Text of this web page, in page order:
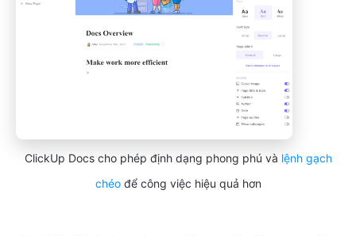
ClickUp Docs cho phép định dạng phong phú và lệnh gạch
chéođể công việc hiệu quả hơn